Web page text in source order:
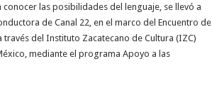
las posibilidades del lenguaje, se llevó a
de Canal 22, en el marco del Encuentro de
del Instituto Zacatecano de Cultura (IZC)
mediante el programa Apoyo a las